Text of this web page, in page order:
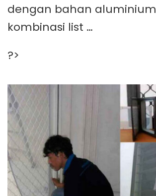
dengan bahan aluminium
kombinasi list …
?>